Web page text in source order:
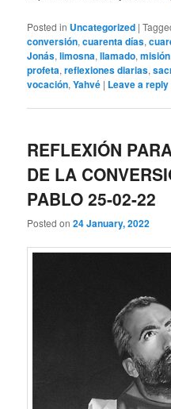
Posted in Uncategorized |
conversión,cuarenta días,
Jonás,limosna,llamado,misión
profeta,reflexiones diarias,
vocación,Yahvé | Leave a reply
REFLEXIÓN
DE LA
PABLO 25-02-22
Posted on24 January, 2022